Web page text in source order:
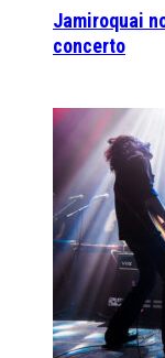
Jamiroquai
concerto